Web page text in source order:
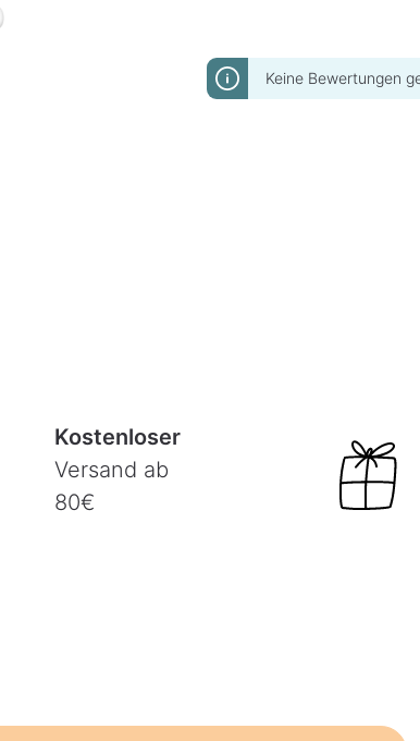
Keine Bewertungen
Kostenloser
Versand ab
80€